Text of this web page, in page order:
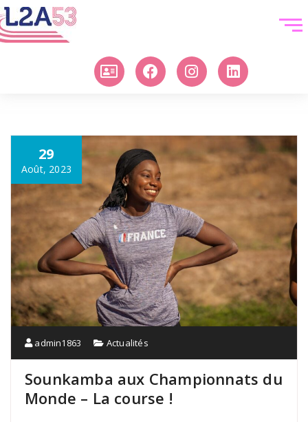
29
Août, 2023
admin1863 Actualités
Sounkamba aux Championnats du
Monde – La course !